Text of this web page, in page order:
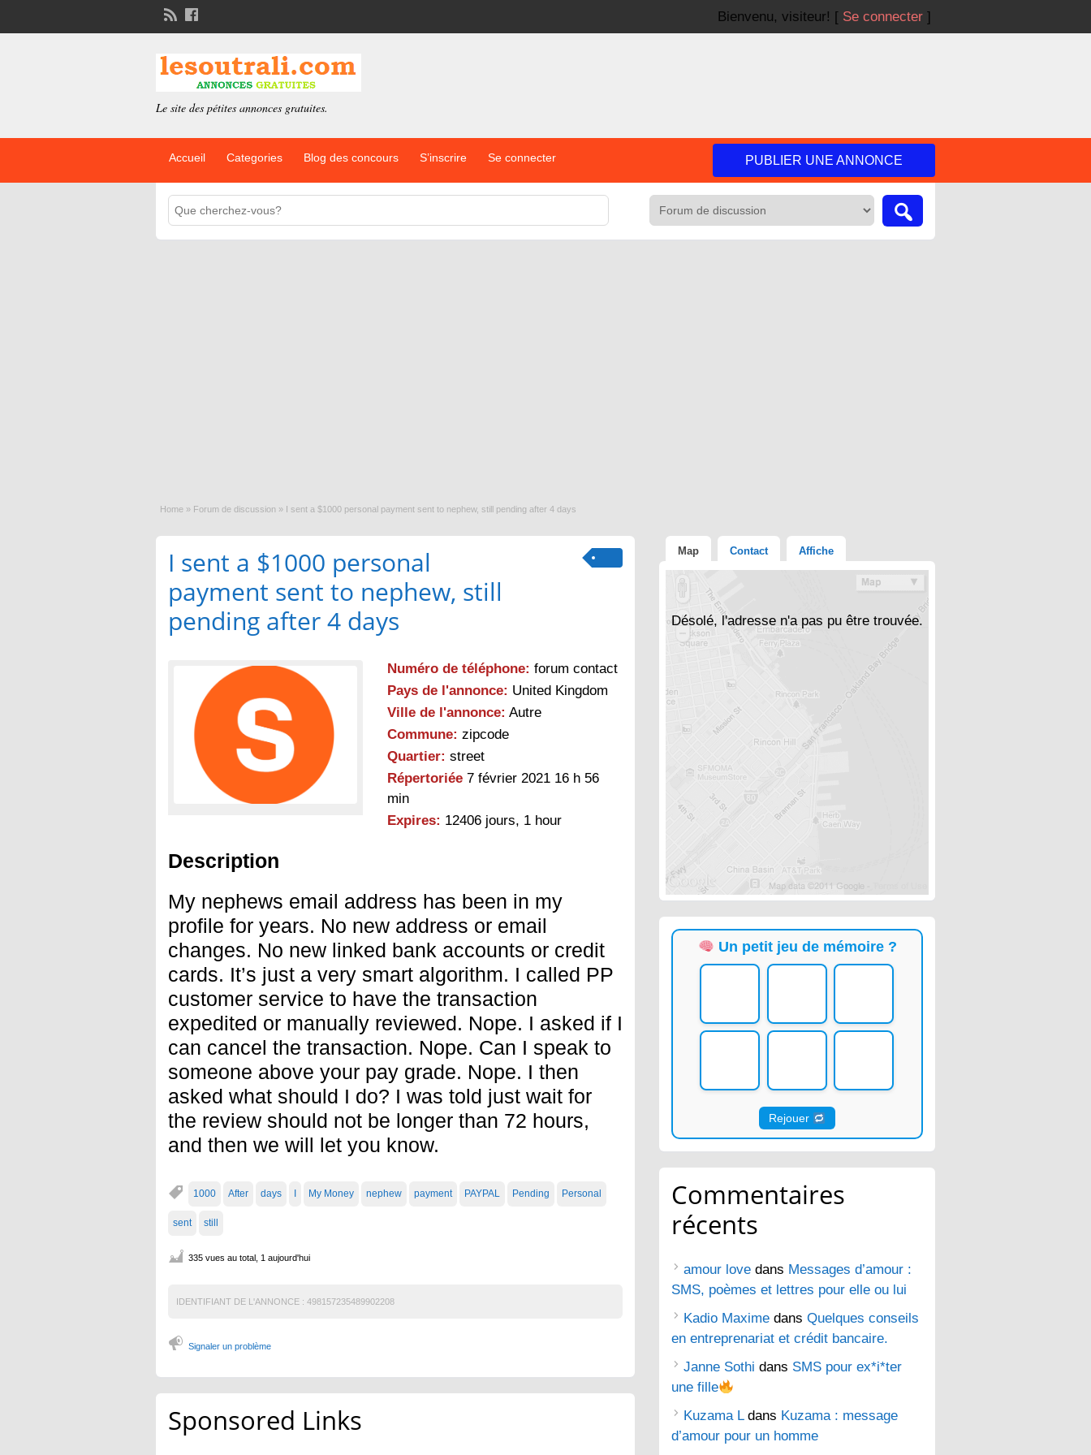
Bienvenu, visiteur! [ Se connecter ]
Le site des pétites annonces gratuites.
Accueil Categories Blog des concours S’inscrire Se connecter PUBLIER UNE ANNONCE
Home » Forum de discussion » I sent a $1000 personal payment sent to nephew, still pending after 4 days
I sent a $1000 personal
payment sent to nephew, still
pending after 4 days
Numéro de téléphone: forum contact
Pays de l'annonce: United Kingdom
Ville de l'annonce: Autre
Commune: zipcode
Quartier: street
Répertoriée 7 février 2021 16 h 56
min
Expires: 12406 jours, 1 hour
Description
My nephews email address has been in my
profile for years. No new address or email
changes. No new linked bank accounts or credit
cards. It’s just a very smart algorithm. I called PP
customer service to have the transaction
expedited or manually reviewed. Nope. I asked if I
can cancel the transaction. Nope. Can I speak to
someone above your pay grade. Nope. I then
asked what should I do? I was told just wait for
the review should not be longer than 72 hours,
and then we will let you know.
1000 After days My Money nephew payment PAYPAL Pending Personal
sent still
335 vues au total, 1 aujourd'hui
IDENTIFIANT DE L'ANNONCE : 498157235489902208
Signaler un problème
Sponsored Links
Map Contact Affiche
Désolé, l'adresse n'a pas pu être trouvée.
Un petit jeu de mémoire ?
Rejouer
Commentaires
récents
amour love dans Messages d’amour :
SMS, poèmes et lettres pour elle ou lui
Kadio Maxime dans Quelques conseils
en entreprenariat et crédit bancaire.
Janne Sothi dans SMS pour ex*i*ter
une fille
Kuzama Ldans Kuzama : message
d’amour pour un homme